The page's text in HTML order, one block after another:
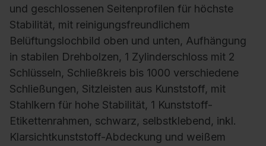
und geschlossenen Seitenprofilen für höchste
Stabilität, mit reinigungsfreundlichem
Belüftungslochbild oben und unten, Aufhängung
in stabilen Drehbolzen, 1 Zylinderschloss mit 2
Schlüsseln, Schließkreis bis 1000 verschiedene
Schließungen, Sitzleisten aus Kunststoff, mit
Stahlkern für hohe Stabilität, 1 Kunststoff-
Etikettenrahmen, schwarz, selbstklebend, inkl.
Klarsichtkunststoff-Abdeckung und weißem